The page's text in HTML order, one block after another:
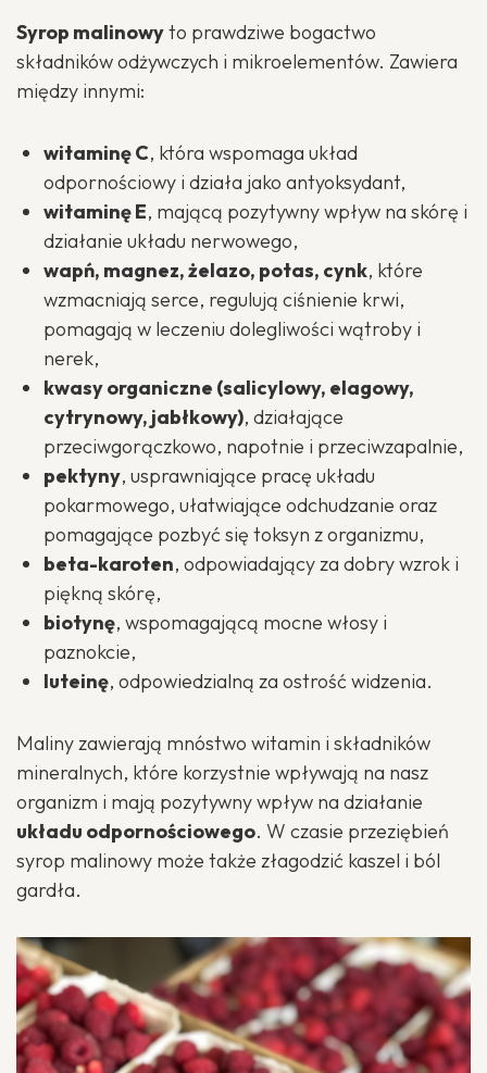
Syrop malinowyto prawdziwe bogactwo
składników odżywczych i mikroelementów. Zawiera
między innymi:
witaminę C, która wspomaga układ
odpornościowy i działa jako antyoksydant,
witaminę E, mającą pozytywny wpływ na skórę i
działanie układu nerwowego,
wapń, magnez, żelazo, potas, cynk, które
wzmacniają serce, regulują ciśnienie krwi,
pomagają w leczeniu dolegliwości wątroby i
nerek,
kwasy organiczne (salicylowy, elagowy,
cytrynowy, jabłkowy), działające
przeciwgorączkowo, napotnie i przeciwzapalnie,
pektyny, usprawniające pracę układu
pokarmowego, ułatwiające odchudzanie oraz
pomagające pozbyć się toksyn z organizmu,
beta-karoten, odpowiadający za dobry wzrok i
piękną skórę,
biotynę, wspomagającą mocne włosy i
paznokcie,
luteinę, odpowiedzialną za ostrość widzenia.
Maliny zawierają mnóstwo witamin i składników
mineralnych, które korzystnie wpływają na nasz
organizm i mają pozytywny wpływ na działanie
układu odpornościowego. W czasie przeziębień
syrop malinowy może także złagodzić kaszel i ból
gardła.